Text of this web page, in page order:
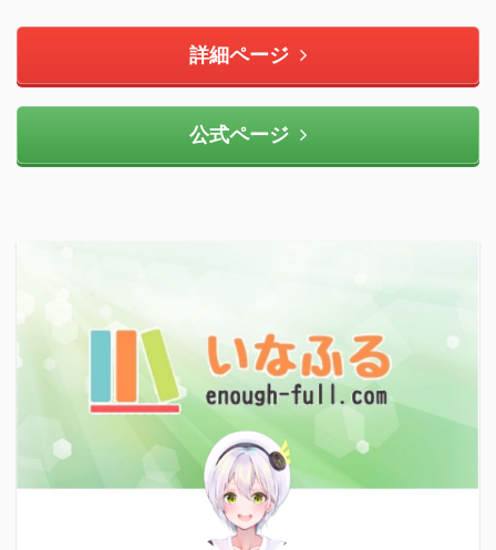
詳細ページ
公式ページ